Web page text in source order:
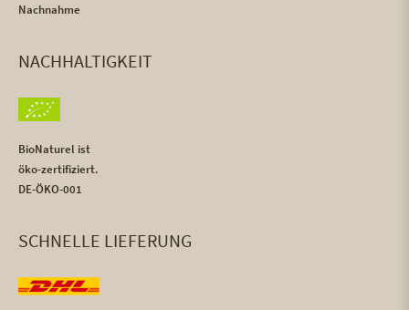
Nachnahme
NACHHALTIGKEIT
BioNaturel ist
öko-zertifiziert.
DE-ÖKO-001
SCHNELLE LIEFERUNG